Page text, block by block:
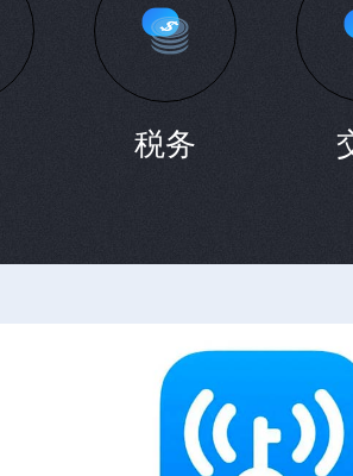
税务